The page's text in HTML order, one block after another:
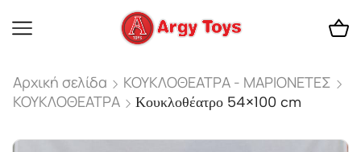
Αρχική σελίδα
ΚΟΥΚΛΟΘΕΑΤΡΑ - ΜΑΡΙΟΝΕΤΕΣ
ΚΟΥΚΛΟΘΕΑΤΡΑ
Κουκλοθέατρο 54×100 cm